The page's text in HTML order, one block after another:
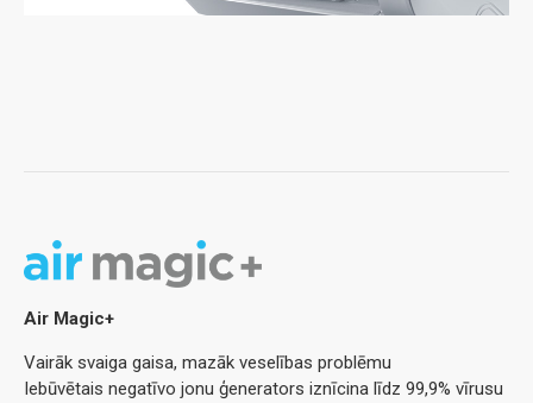
Air Magic+
Vairāk svaiga gaisa, mazāk veselības problēmu
Iebūvētais negatīvo jonu ģenerators iznīcina līdz 99,9% vīrusu